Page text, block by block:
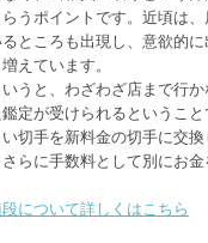
うポイントです。近頃は
ところも出現し、意欲的
えています。
うと、わざわざ店まで行
定が受けられるということ
切手を新料金の切手に交
らに手数料として別にお
について詳しくはこちら